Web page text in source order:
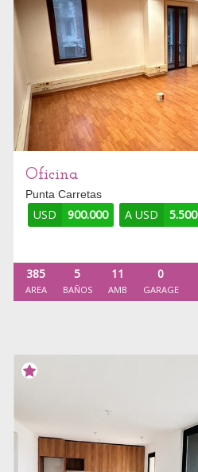
Oficina
Punta Carretas
USD 900.000 A USD 5.500
385
AREA
5
BAÑOS
11
AMB
0
GARAGE